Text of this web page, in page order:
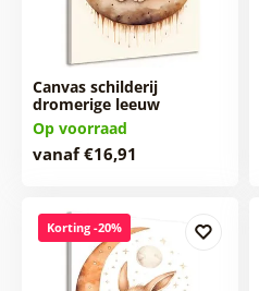
Canvas schilderij
dromerige leeuw
Op voorraad
vanaf €16,91
Korting -20%